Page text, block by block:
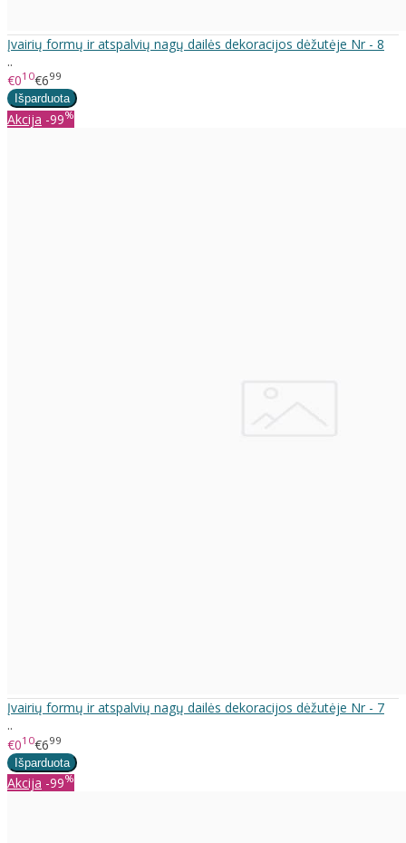
Įvairių formų ir atspalvių nagų dailės dekoracijos dėžutėje Nr - 8
..
€010€699
Akcija -99%
Įvairių formų ir atspalvių nagų dailės dekoracijos dėžutėje Nr - 7
..
€010€699
Akcija -99%